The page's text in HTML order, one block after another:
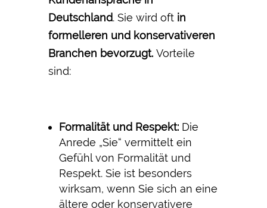
Deutschland. Sie wird oft in
formelleren und konservativeren
Branchen bevorzugt. Vorteile
sind:
Formalität und Respekt:Die
Anrede „Sie“ vermittelt ein
Gefühl von Formalität und
Respekt. Sie ist besonders
wirksam, wenn Sie sich an eine
ältere oder konservativere